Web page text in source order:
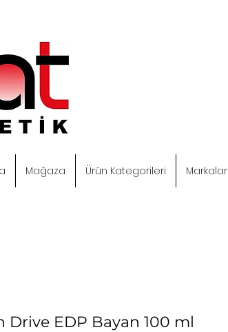
Mağaza Ürün Kategorileri Markalar
Drive EDP Bayan 100 ml